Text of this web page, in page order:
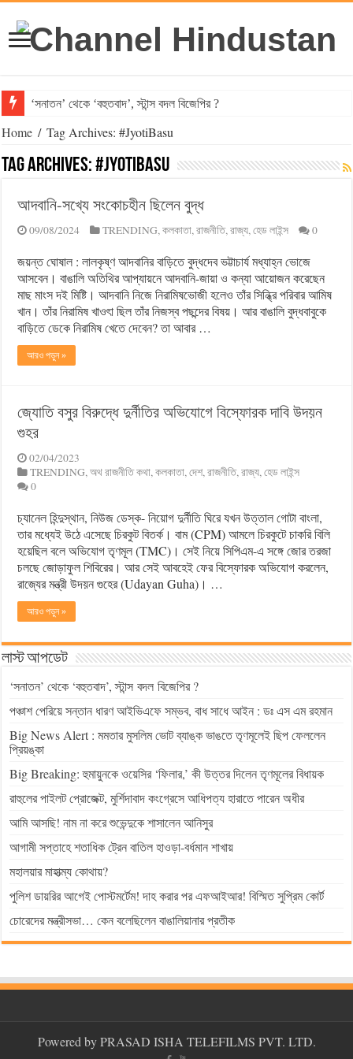
‘সনাতন’ থেকে ‘বহুতবাদ’, স্টান্স বদল বিজেপির ?
Home / Tag Archives: #JyotiBasu
Tag Archives:#JyotiBasu
আদবানি-সখ্যে সংকোচহীন ছিলেন বুদ্ধ
09/08/2024 TRENDING,কলকাতা,রাজনীতি,রাজ্য,হেড লাইন্স 0
জয়ন্ত ঘোষাল : লালকৃষ্ণ আদবানির বাড়িতে বুদ্ধদেব ভট্টাচার্য মধ্যাহ্ন ভোজে
আসবেন। বাঙালি অতিথির আপ্যায়নে আদবানি-জায়া ও কন্যা আয়োজন করেছেন
মাছ মাংস দই মিষ্টি। আদবানি নিজে নিরামিষভোজী হলেও তাঁর সিন্ধ্রি পরিবার আমিষ
খান। তাঁর নিরামিষ খাওৎা ছিল তাঁর নিজস্ব পছন্দের বিষয়। আর বাঙালি বুদ্ধবাবুকে
বাড়িতে ডেকে নিরামিষ খেতে দেবেন? তা আবার …
আরও পড়ুন »
জ্যোতি বসুর বিরুদ্ধে দুর্নীতির অভিযোগে বিস্ফোরক দাবি উদয়ন
গুহর
02/04/2023
TRENDING,অথ রাজনীতি কথা,কলকাতা,দেশ,রাজনীতি,রাজ্য,হেড লাইন্স
0
চ্যানেল হিন্দুস্থান, নিউজ ডেস্ক- নিয়োগ দুর্নীতি ঘিরে যখন উত্তাল গোটা বাংলা,
তার মধ্যেই উঠে এসেছে চিরকুট বিতর্ক। বাম (CPM) আমলে চিরকুটে চাকরি বিলি
হয়েছিল বলে অভিযোগ তৃণমূল (TMC)। সেই নিয়ে সিপিএম-এ সঙ্গে জোর তরজা
চলছে জোড়াফুল শিবিরের। আর সেই আবহেই ফের বিস্ফোরক অভিযোগ করলেন,
রাজ্যের মন্ত্রী উদয়ন গুহের (Udayan Guha)। …
আরও পড়ুন »
লাস্ট আপডেট
‘সনাতন’ থেকে ‘বহুতবাদ’, স্টান্স বদল বিজেপির ?
পঞ্চাশ পেরিয়ে সন্তান ধারণ আইভিএফে সম্ভব, বাধ সাধে আইন : ডঃ এস এম রহমান
Big News Alert : মমতার মুসলিম ভোট ব্যাঙ্ক ভাঙতে তৃণমূলেই ছিপ ফেললেন
প্রিয়ঙ্কা
Big Breaking: হুমায়ুনকে ওয়েসির ‘ফিলার,’ কী উত্তর দিলেন তৃণমূলের বিধায়ক
রাহুলের পাইলট প্রোজেক্ট, মুর্শিদাবাদ কংগ্রেসে আধিপত্য হারাতে পারেন অধীর
আমি আসছি! নাম না করে শুভেন্দুকে শাসালেন আনিসুর
আগামী সপ্তাহে শতাধিক ট্রেন বাতিল হাওড়া-বর্ধমান শাখায়
মহালয়ার মাহাত্ম্য কোথায়?
পুলিশ ডায়রির আগেই পোস্টমর্টেম! দাহ করার পর এফআইআর! বিস্মিত সুপ্রিম কোর্ট
চোরেদের মন্ত্রীসভা… কেন বলেছিলেন বাঙালিয়ানার প্রতীক
Powered by PRASAD ISHA TELEFILMS PVT. LTD.